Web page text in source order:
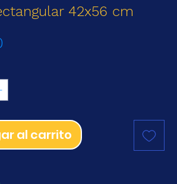
42x56 cm
al carrito